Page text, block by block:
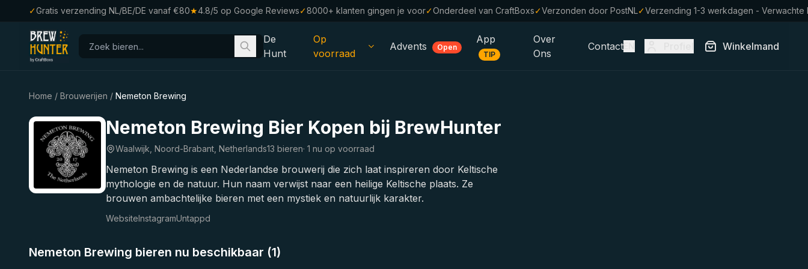
✓Gratis verzending NL/BE/DE vanaf €80★4.8/5 op Google Reviews✓8000+ klanten gingen je voor✓Onderdeel van CraftBoxs✓Verzonden door PostNL✓Verzending 1-3 werkdagen -
De
Hunt
Op
voorraad
% Sale %
Cadeaubonnen
Bierpakketten
Advents Open
App
TIP
Over
Ons
Contact Winkelmand
Home / Brouwerijen / Nemeton Brewing
Nemeton Brewing Bier Kopen bij BrewHunter
Waalwijk, Noord-Brabant, Netherlands13 bieren· 1 nu op voorraad
Nemeton Brewing is een Nederlandse brouwerij die zich laat inspireren door Keltische
mythologie en de natuur. Hun naam verwijst naar een heilige Keltische plaats. Ze
brouwen ambachtelijke bieren met een mystiek en natuurlijk karakter.
WebsiteInstagramUntappd
Nemeton Brewing bieren nu beschikbaar (1)
★4.11